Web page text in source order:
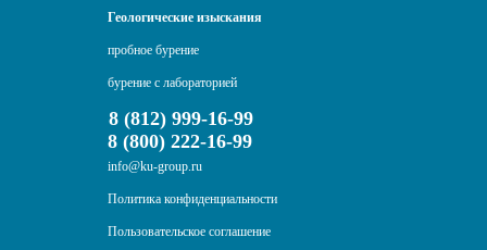
Геологические изыскания
пробное бурение
бурение с лабораторией
8 (812) 999-16-99
8 (800) 222-16-99
info@ku-group.ru
Политика конфиденциальности
Пользовательское соглашение